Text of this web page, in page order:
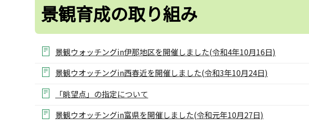
景観育成の取り組み
景観ウォッチングin伊那地区を開催しました(令和4年10月16日)
景観ウオッチングin西春近を開催しました(令和3年10月24日)
「眺望点」の指定について
景観ウオッチングin富県を開催しました(令和元年10月27日)